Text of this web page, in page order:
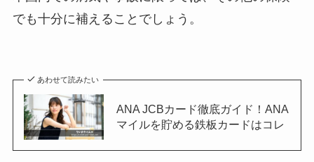
でも十分に補えることでしょう。
あわせて読みたい
ANA JCBカード徹底ガイド！ANA
マイルを貯める鉄板カードはコレ